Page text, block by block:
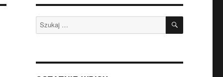
Szukaj: SZUKAJ